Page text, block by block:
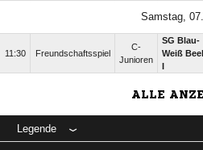
Samstag,
11:30 Freundschaftsspiel
C-
Junioren
SG Blau-
Weiß
ALLE
Legende